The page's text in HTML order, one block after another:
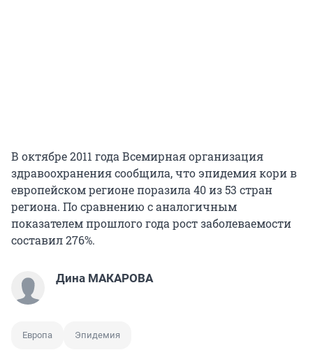
В октябре 2011 года Всемирная организация
здравоохранения сообщила, что эпидемия кори в
европейском регионе поразила 40 из 53 стран
региона. По сравнению с аналогичным
показателем прошлого года рост заболеваемости
составил 276%.
Дина МАКАРОВА
Европа Эпидемия